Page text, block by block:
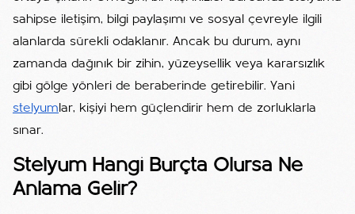
sahipse iletişim, bilgi paylaşımı ve sosyal çevreyle ilgili
alanlarda sürekli odaklanır. Ancak bu durum, aynı
zamanda dağınık bir zihin, yüzeysellik veya kararsızlık
gibi gölge yönleri de beraberinde getirebilir. Yani
stelyum lar, kişiyi hem güçlendirir hem de zorluklarla
sınar.
Stelyum Hangi Burçta Olursa Ne
Anlama Gelir?